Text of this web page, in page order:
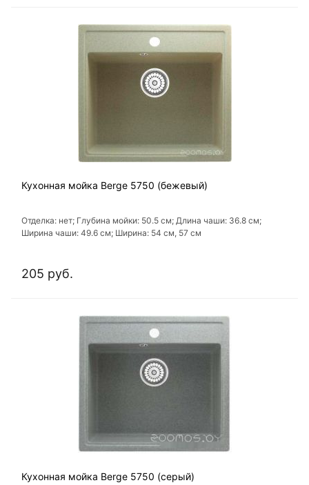
Кухонная мойка Berge 5750 (бежевый)
Отделка: нет; Глубина мойки: 50.5 см; Длина чаши: 36.8 см;
Ширина чаши: 49.6 см; Ширина: 54 см, 57 см
205 руб.
Кухонная мойка Berge 5750 (серый)